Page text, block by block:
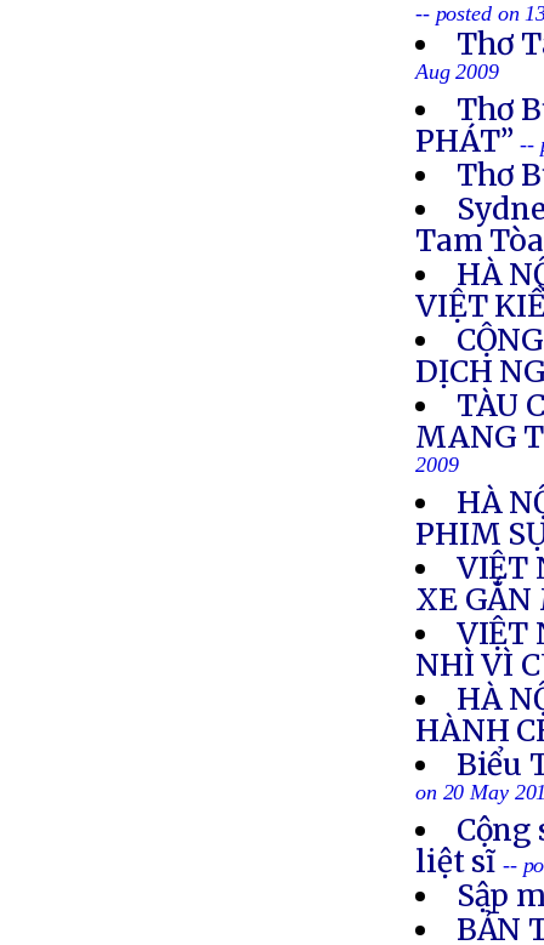
-- posted on
Thơ
Aug 2009
Thơ
PHÁT” --
Thơ
Tam
HÀ
VIỆT
DỊCH
TÀU
MANG
2009
HÀ
PHIM
VIỆT
XE
VIỆT
NHÌ VÌ
HÀ
HÀNH
Biểu
on 20 May
Cộng
liệt sĩ --
Sập
BẢN